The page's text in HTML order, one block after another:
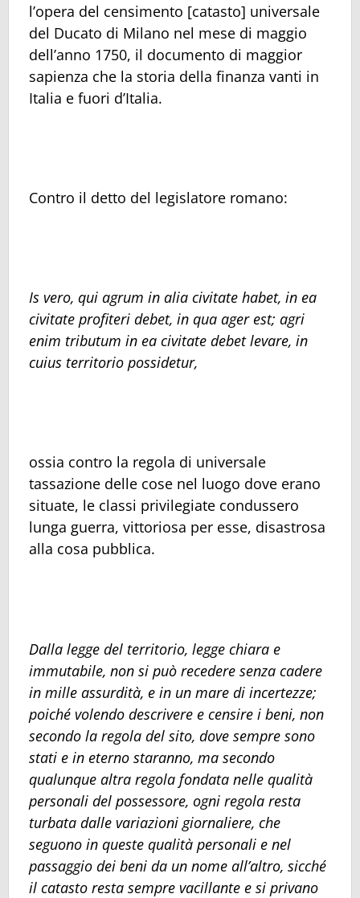
l’opera del censimento [catasto] universale
del Ducato di Milano nel mese di maggio
dell’anno 1750, il documento di maggior
sapienza che la storia della finanza vanti in
Italia e fuori d’Italia.
Contro il detto del legislatore romano:
Is vero, qui agrum in alia civitate habet, in ea
civitate profiteri debet, in qua ager est; agri
enim tributum in ea civitate debet levare, in
cuius territorio possidetur,
ossia contro la regola di universale
tassazione delle cose nel luogo dove erano
situate, le classi privilegiate condussero
lunga guerra, vittoriosa per esse, disastrosa
alla cosa pubblica.
Dalla legge del territorio, legge chiara e
immutabile, non si può recedere senza cadere
in mille assurdità, e in un mare di incertezze;
poiché volendo descrivere e censire i beni, non
secondo la regola del sito, dove sempre sono
stati e in eterno staranno, ma secondo
qualunque altra regola fondata nelle qualità
personali del possessore, ogni regola resta
turbata dalle variazioni giornaliere, che
seguono in queste qualità personali e nel
passaggio dei beni da un nome all’altro, sicché
il catasto resta sempre vacillante e si privano